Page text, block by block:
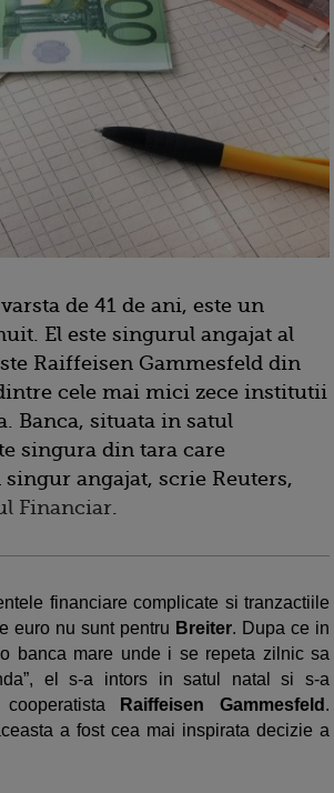
de 41 de ani, este un
El este singurul angajat al
Raiffeisen Gammesfeld din
cele mai mici zece institutii
Banca, situata in satul
singura din tara care
angajat, scrie Reuters,
Financiar.
financiare complicate si tranzactiile
euro nu sunt pentru Breiter. Dupa ce in
banca mare unde i se repeta zilnic sa
el s-a intors in satul natal si s-a
Raiffeisen Gammesfeld .
a fost cea mai inspirata decizie a